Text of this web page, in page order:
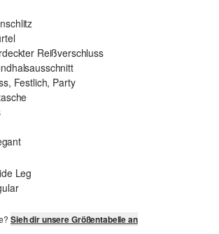
Reißverschluss
Festlich, Party
Leg
Sieh dir unsere Größentabelle an